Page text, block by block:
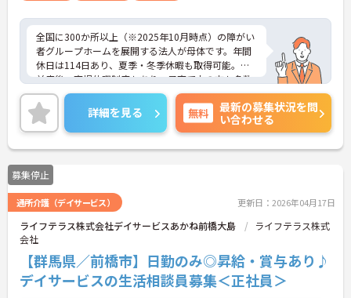
全国に300か所以上（※2025年10月時点）の障がい
者グループホームを展開する法人が母体です。年間
休日は114日あり、夏季・冬季休暇も取得可能。産
前産後・育児休暇制度もあり、子育て中の方も多数
活躍中で、ワークライフバランスを大切にしながら
働ける環境が整っています。研修制度や外部勉強会
の受講支援もあり、スキルアップもしっかりサポー
ト。将来的には管理者やエリアマネージャーへのキ
ャリアアップも目指せます。20代から60代まで幅広
い年代のスタッフが活躍しており、和やかな雰囲気
の職場です。介護経験を活かしたい方、福祉の資格
をお持ちの方、安定した法人でキャリアを築きたい
方におすすめです。
★おすすめPOINT★
・生活支援員からスタートし、サービス管理責任者
やエリアマネージャーへと続く明確なステップアッ
プの道筋が用意されています。急成長中の企業であ
るためポストも豊富にあり、専門性を高めながらマ
詳細を見る 無料
最新の募集状況を問
い合わせる
募集停止
通所介護（デイサービス） 更新日：2026年04月17日
ライフテラス株式会社デイサービスあかね前橋大島
ライフテラス株式
会社
【群馬県／前橋市】日勤のみ◎昇給・賞与あり♪
デイサービスの生活相談員募集＜正社員＞